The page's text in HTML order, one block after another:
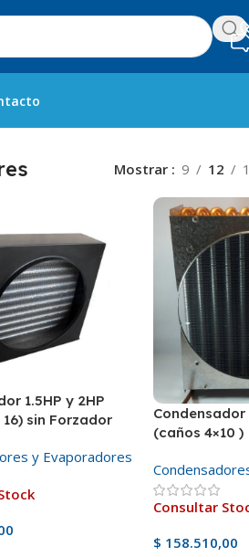
Mostrar 9 12
1.5HP y 2HP
sin Forzador
y Evaporadores
Condensador
(caños 4×10 )
Consultar
$ 158.510,00